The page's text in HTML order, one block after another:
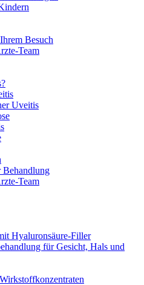
Besuch
Team
Uveitis
Behandlung
Team
Hyaluronsäure-Filler
für Gesicht, Hals und